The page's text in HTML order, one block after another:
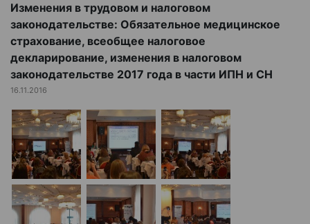
Изменения в трудовом и налоговом
законодательстве: Обязательное медицинское
страхование, всеобщее налоговое
декларирование, изменения в налоговом
законодательстве 2017 года в части ИПН и СН
16.11.2016